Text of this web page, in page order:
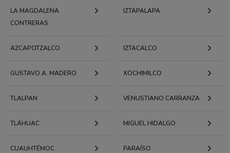
LA MAGDALENA
CONTRERAS
IZTAPALAPA
AZCAPOTZALCO IZTACALCO
GUSTAVO A. MADERO XOCHIMILCO
TLALPAN VENUSTIANO CARRANZA
TLÁHUAC MIGUEL HIDALGO
CUAUHTÉMOC PARAÍSO